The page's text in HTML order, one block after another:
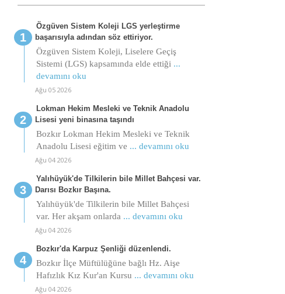
Özgüven Sistem Koleji LGS yerleştirme
başarısıyla adından söz ettiriyor.
Özgüven Sistem Koleji, Liselere Geçiş
Sistemi (LGS) kapsamında elde ettiği ...
devamını oku
Ağu 05 2026
Lokman Hekim Mesleki ve Teknik Anadolu
Lisesi yeni binasına taşındı
Bozkır Lokman Hekim Mesleki ve Teknik
Anadolu Lisesi eğitim ve ... devamını oku
Ağu 04 2026
Yalıhüyük'de Tilkilerin bile Millet Bahçesi var.
Darısı Bozkır Başına.
Yalıhüyük'de Tilkilerin bile Millet Bahçesi
var. Her akşam onlarda ... devamını oku
Ağu 04 2026
Bozkır'da Karpuz Şenliği düzenlendi.
Bozkır İlçe Müftülüğüne bağlı Hz. Aişe
Hafızlık Kız Kur'an Kursu ... devamını oku
Ağu 04 2026